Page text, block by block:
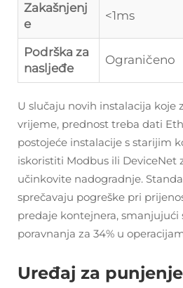
Zakašnjenj
e
<1ms
Podrška za
nasljeđe
Ograničeno
U slučaju novih instalacija koje
vrijeme, prednost treba dati
postojeće instalacije s starijim
iskoristiti Modbus ili DeviceNet
učinkovite nadogradnje.
sprečavaju pogreške pri
predaje kontejnera, smanjujući
poravnanja za 34% u
Uređaj za